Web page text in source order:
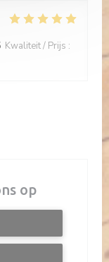
Kwaliteit / Prijs :
op